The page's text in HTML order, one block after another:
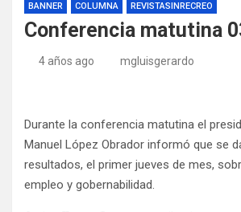
BANNER COLUMNA REVISTASINRECREO
Conferencia matutina
4 años ago mgluisgerardo
Durante la conferencia matutina el
Manuel López Obrador informó que se
resultados, el primer jueves de mes,
empleo y gobernabilidad.